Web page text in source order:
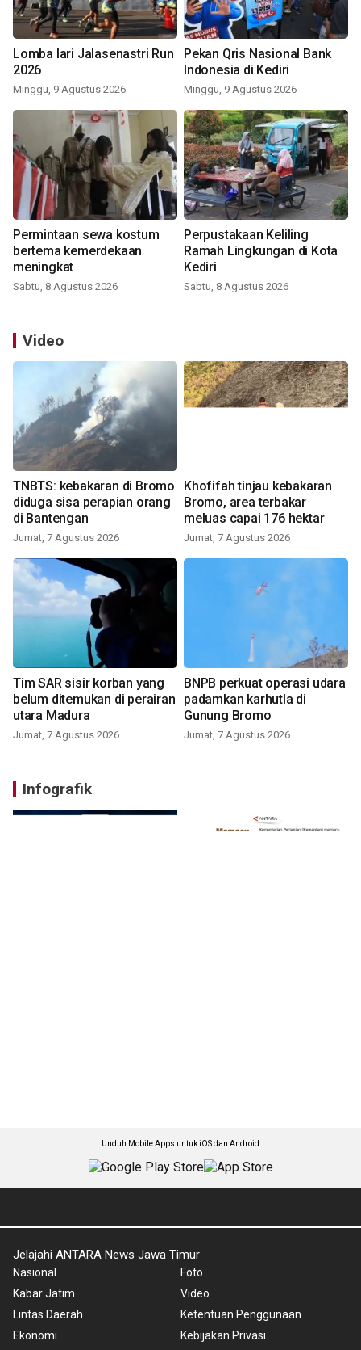
Lomba lari Jalasenastri Run
2026
Minggu, 9 Agustus 2026
Pekan Qris Nasional Bank
Indonesia di Kediri
Minggu, 9 Agustus 2026
Permintaan sewa kostum
bertema kemerdekaan
meningkat
Sabtu, 8 Agustus 2026
Perpustakaan Keliling
Ramah Lingkungan di Kota
Kediri
Sabtu, 8 Agustus 2026
Video
TNBTS: kebakaran di Bromo
diduga sisa perapian orang
di Bantengan
Jumat, 7 Agustus 2026
Khofifah tinjau kebakaran
Bromo, area terbakar
meluas capai 176 hektar
Jumat, 7 Agustus 2026
Tim SAR sisir korban yang
belum ditemukan di perairan
utara Madura
Jumat, 7 Agustus 2026
BNPB perkuat operasi udara
padamkan karhutla di
Gunung Bromo
Jumat, 7 Agustus 2026
Infografik
Unduh Mobile Apps untuk iOS dan Android
Jelajahi ANTARA News Jawa Timur
Nasional
Kabar Jatim
Lintas Daerah
Ekonomi
Foto
Video
Ketentuan Penggunaan
Kebijakan Privasi